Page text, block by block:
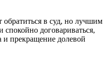
в суд, но лучшим
спокойно договариваться,
и прекращение долевой